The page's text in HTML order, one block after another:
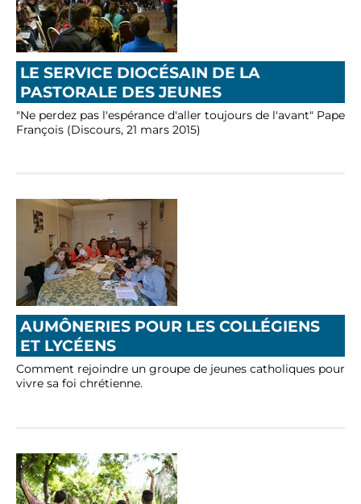
LE SERVICE DIOCÉSAIN DE LA
PASTORALE DES JEUNES
"Ne perdez pas l'espérance d'aller toujours de l'avant" Pape
François (Discours, 21 mars 2015)
AUMÔNERIES POUR LES COLLÉGIENS
ET LYCÉENS
Comment rejoindre un groupe de jeunes catholiques pour
vivre sa foi chrétienne.